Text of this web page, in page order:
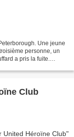
Une jeune
personne, un
a pris la fuite.
Club